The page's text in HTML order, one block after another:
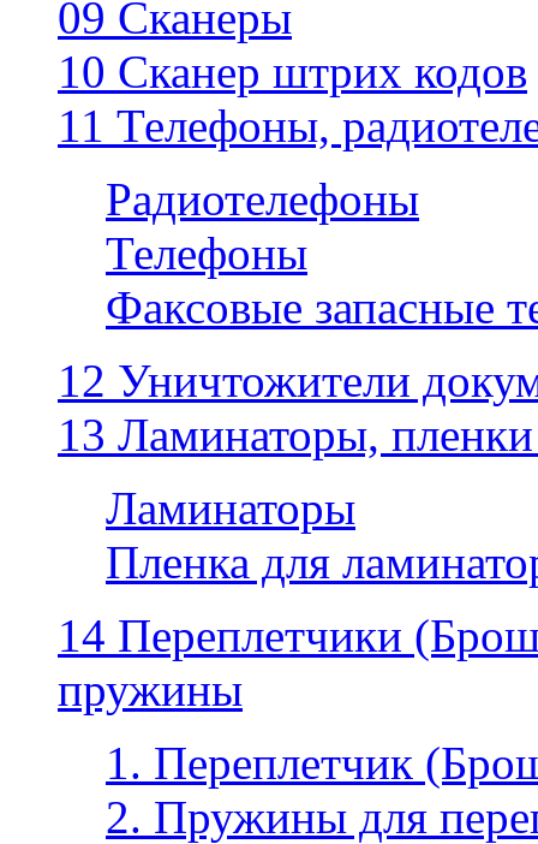
09 Сканеры
10 Сканер штрих кодов
11 Телефоны,
Радиотелефоны
Телефоны
Факсовые запасные
12 Уничтожители
13 Ламинаторы,
Ламинаторы
Пленка для
14 Переплетчики
пружины
1. Переплетчик
2. Пружины для